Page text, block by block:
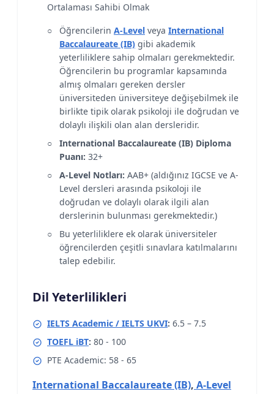
Ortalaması Sahibi Olmak
Öğrencilerin A-Level veya International
Baccalaureate (IB) gibi akademik
yeterliliklere sahip olmaları gerekmektedir.
Öğrencilerin bu programlar kapsamında
almış olmaları gereken dersler
üniversiteden üniversiteye değişebilmek ile
birlikte tipik olarak psikoloji ile doğrudan ve
dolaylı ilişkili olan alan dersleridir.
International Baccalaureate (IB) Diploma
Puanı: 32+
A-Level Notları: AAB+ (aldığınız IGCSE ve A-
Level dersleri arasında psikoloji ile
doğrudan ve dolaylı olarak ilgili alan
derslerinin bulunması gerekmektedir.)
Bu yeterliliklere ek olarak üniversiteler
öğrencilerden çeşitli sınavlara katılmalarını
talep edebilir.
Dil Yeterlilikleri
IELTS Academic / IELTS UKVI: 6.5 – 7.5
TOEFL iBT: 80 - 100
PTE Academic: 58 - 65
International Baccalaureate (IB), A-Level